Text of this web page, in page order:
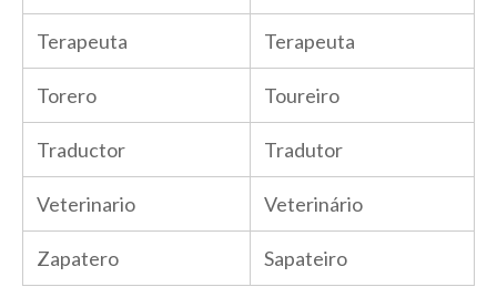
Terapeuta Terapeuta
Torero Toureiro
Traductor Tradutor
Veterinario Veterinário
Zapatero Sapateiro